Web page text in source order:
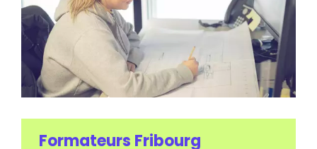
Formateurs Fribourg